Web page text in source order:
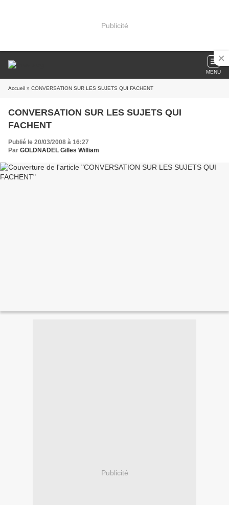
Publicité
MENU
Accueil » CONVERSATION SUR LES SUJETS QUI FACHENT
CONVERSATION SUR LES SUJETS QUI
FACHENT
Publié le 20/03/2008 à 16:27
Par GOLDNADEL Gilles William
Publicité